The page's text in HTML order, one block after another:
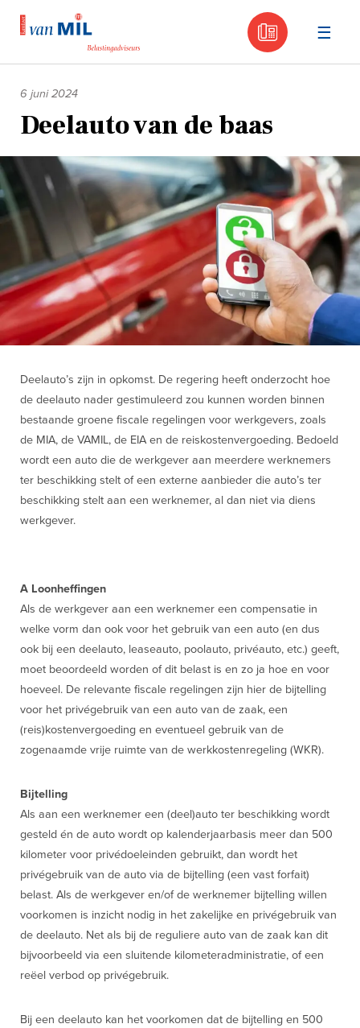
030 -
inhoud
6 juni 2024
Deelauto van de baas
Deelauto’s zijn in opkomst. De regering heeft onderzocht hoe
de deelauto nader gestimuleerd zou kunnen worden binnen
bestaande groene fiscale regelingen voor werkgevers, zoals
de MIA, de VAMIL, de EIA en de reiskostenvergoeding. Bedoeld
wordt een auto die de werkgever aan meerdere werknemers
ter beschikking stelt of een externe aanbieder die auto’s ter
beschikking stelt aan een werknemer, al dan niet via diens
werkgever.
A Loonheffingen
Als de werkgever aan een werknemer een compensatie in
welke vorm dan ook voor het gebruik van een auto (en dus
ook bij een deelauto, leaseauto, poolauto, privéauto, etc.) geeft,
moet beoordeeld worden of dit belast is en zo ja hoe en voor
hoeveel. De relevante fiscale regelingen zijn hier de bijtelling
voor het privégebruik van een auto van de zaak, een
(reis)kostenvergoeding en eventueel gebruik van de
zogenaamde vrije ruimte van de werkkostenregeling (WKR).
Bijtelling
Als aan een werknemer een (deel)auto ter beschikking wordt
gesteld én de auto wordt op kalenderjaarbasis meer dan 500
kilometer voor privédoeleinden gebruikt, dan wordt het
privégebruik van de auto via de bijtelling (een vast forfait)
belast. Als de werkgever en/of de werknemer bijtelling willen
voorkomen is inzicht nodig in het zakelijke en privégebruik van
de deelauto. Net als bij de reguliere auto van de zaak kan dit
bijvoorbeeld via een sluitende kilometeradministratie, of een
reëel verbod op privégebruik.
Bij een deelauto kan het voorkomen dat de bijtelling en 500